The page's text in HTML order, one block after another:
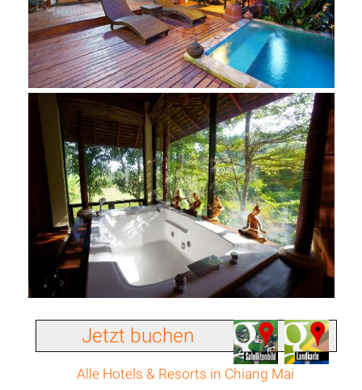
Jetzt buchen
Alle Hotels & Resorts in Chiang Mai